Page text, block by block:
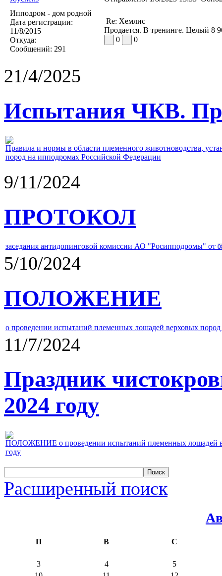
Ипподром - дом родной
Дата регистрации:
11/8/2015
Откуда:
Сообщений: 291
Re: Хемлис
Продается. В тренинге. Целый 8
0
0
21/4/2025
Испытания ЧКВ.
Правила и нормы в области племенного животноводства,
пород на ипподромах Российской Федерации
9/11/2024
ПРОТОКОЛ
заседания антидопинговой комиссии АО "Росипподромы" от
5/10/2024
ПОЛОЖЕНИЕ
о проведении испытаний племенных лошадей верховых
11/7/2024
Праздник
2024 году
ПОЛОЖЕНИЕ о проведении испытаний племенных лошадей
году
Расширенный поиск
П В С
3 4
5